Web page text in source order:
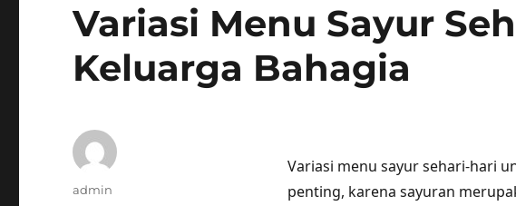
Variasi Menu Sayur
Keluarga Bahagia
Variasi menu sayur sehari-hari
penting, karena sayuran
Author
admin